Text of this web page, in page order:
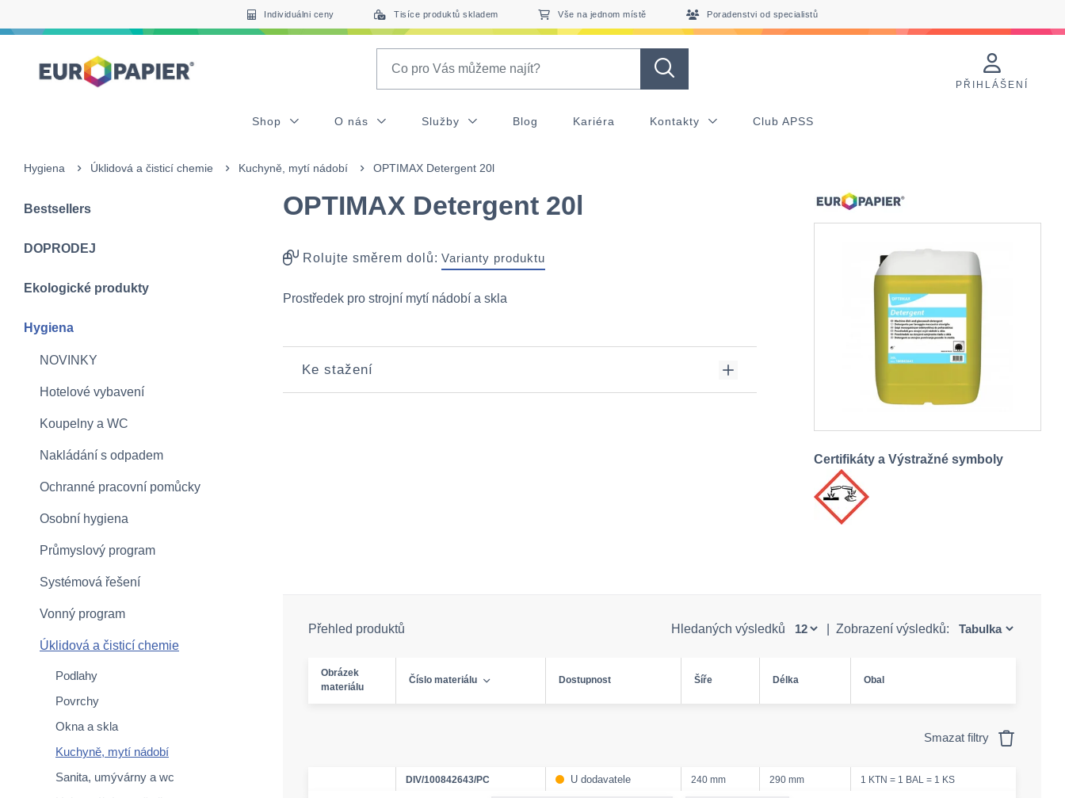
Individuálni ceny Tisíce produktů skladem Vše na jednom místě Poradenstvi od specialistů
PŘIHLÁŠENÍ
Shop O nás Služby Blog Kariéra Kontakty Club APSS
Hygiena Úklidová a čisticí chemie Kuchyně, mytí nádobí OPTIMAX Detergent 20l
Bestsellers
DOPRODEJ
Ekologické produkty
Hygiena
NOVINKY
Hotelové vybavení
Koupelny a WC
Nakládání s odpadem
Ochranné pracovní pomůcky
Osobní hygiena
Průmyslový program
Systémová řešení
Vonný program
Úklidová a čisticí chemie
Podlahy
Povrchy
Okna a skla
Kuchyně, mytí nádobí
Sanita, umývárny a wc
OPTIMAX Detergent 20l
Rolujte směrem dolů: Varianty produktu
Prostředek pro strojní mytí nádobí a skla
Ke stažení
Certifikáty a Výstražné symboly
Přehled produktů Hledaných výsledků Zobrazení výsledků:
Obrázek
materiálu
Číslo materiálu Dostupnost Šíře Délka Obal
Smazat filtry
DIV/100842643/PC U dodavatele 240 mm 290 mm 1 KTN = 1 BAL = 1 KS